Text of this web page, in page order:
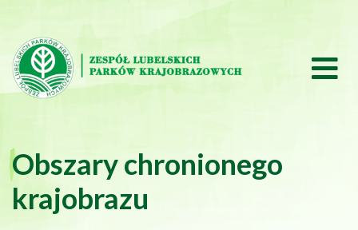
Obszary chronionego
krajobrazu